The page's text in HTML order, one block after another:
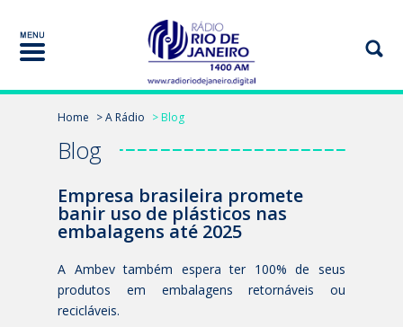
Home > A Rádio > Blog
Blog
Empresa brasileira promete
banir uso de plásticos nas
embalagens até 2025
A Ambev também espera ter 100% de seus
produtos em embalagens retornáveis ou
recicláveis.